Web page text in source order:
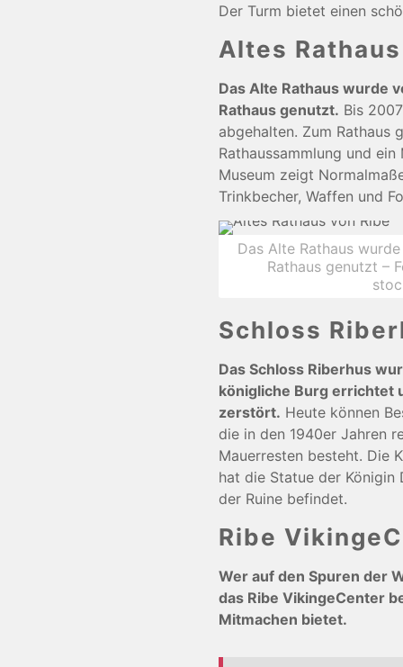
Der Turm bietet einen
Altes Rathaus
Das Alte Rathaus wurde
Rathaus genutzt. Bis
abgehalten. Zum Rathaus
Rathaussammlung und
Museum zeigt
Trinkbecher, Waffen und
Das Alte Rathaus
Rathaus genutzt –
Schloss
Das Schloss Riberhus
königliche Burg errichtet
zerstört. Heute können
die in den 1940er Jahren
Mauerresten besteht. Die
hat die Statue der Königin
der Ruine befindet.
Ribe
Wer auf den Spuren der
das Ribe VikingeCenter
Mitmachen bietet.